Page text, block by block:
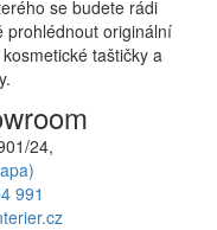
se budete rádi
prohlédnout originální
taštičky a
24,
991